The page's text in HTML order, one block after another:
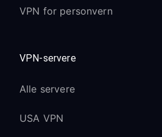
VPN for personvern
VPN-servere
Alle servere
USA VPN